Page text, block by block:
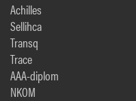
Achilles
Sellihca
Transq
Trace
AAA-diplom
NKOM